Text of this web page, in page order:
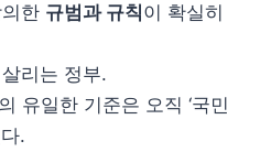
한 규범과 규칙이 확실히
리는 정부.
유일한 기준은 오직 ‘국민
.